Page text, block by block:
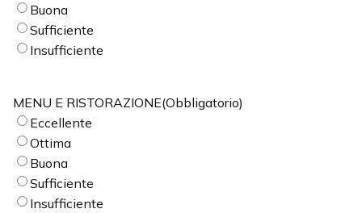
Buona
Sufficiente
Insufficiente
MENU E RISTORAZIONE(Obbligatorio)
Eccellente
Ottima
Buona
Sufficiente
Insufficiente